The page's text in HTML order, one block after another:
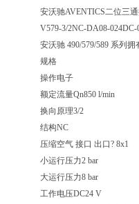
安沃驰AVENTICS二位三
V579-3/2NC-DA08-024DC-
安沃驰 490/579/589 系列
规格
操作电子
额定流量Qn850 l/min
换向原理3/2
结构NC
压缩空气 接口 出口? 8x1
小运行压力2 bar
大运行压力8 bar
工作电压DC24 V